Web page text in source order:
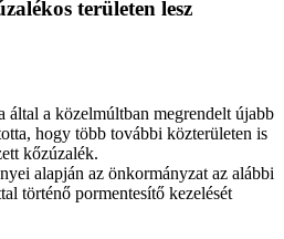
területen lesz
által a közelmúltban megrendelt újabb
hogy több további közterületen is
kőzúzalék.
alapján az önkormányzat az alábbi
történő pormentesítő kezelését